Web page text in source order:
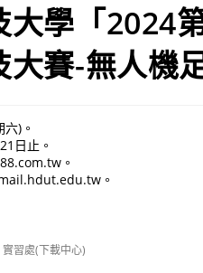
學「2024
賽-無人機
)。
日止。
。
。
實習處(下載中心)